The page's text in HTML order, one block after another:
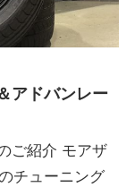
ポ
ル
シ
アドバンレー
ご紹介 モアザ
チューニング